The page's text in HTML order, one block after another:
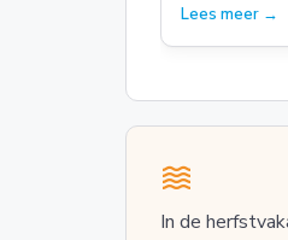
Lees meer →
In de